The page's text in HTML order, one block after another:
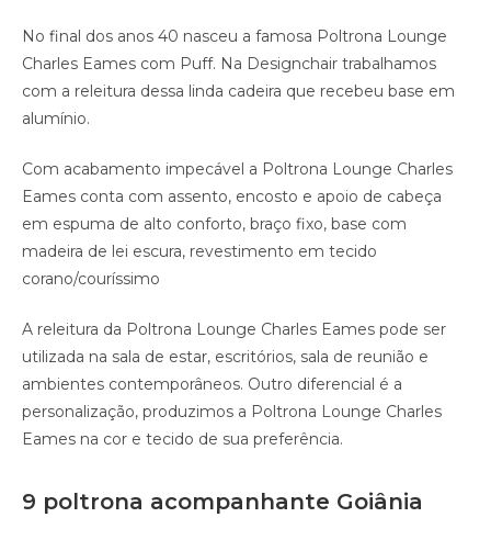
No final dos anos 40 nasceu a famosa Poltrona Lounge
Charles Eames com Puff. Na Designchair trabalhamos
com a releitura dessa linda cadeira que recebeu base em
alumínio.
Com acabamento impecável a Poltrona Lounge Charles
Eames conta com assento, encosto e apoio de cabeça
em espuma de alto conforto, braço fixo, base com
madeira de lei escura, revestimento em tecido
corano/couríssimo
A releitura da Poltrona Lounge Charles Eames pode ser
utilizada na sala de estar, escritórios, sala de reunião e
ambientes contemporâneos. Outro diferencial é a
personalização, produzimos a Poltrona Lounge Charles
Eames na cor e tecido de sua preferência.
9 poltrona acompanhante Goiânia